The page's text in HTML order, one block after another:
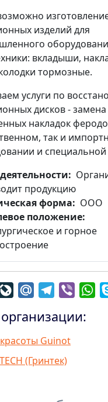
изделий для
вкладыши,
тормозные.
услуги по
дисков - замена
накладок феродо
так и
и специальной
продукцию
форма
ООО
положение
и горное
VK LiveJournal
Mail.RuTelegram
Viber
Guinot
(Гринтек)